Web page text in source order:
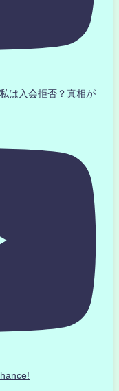
入会拒否？真相が